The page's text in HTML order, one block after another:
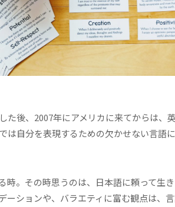
後、2007年にアメリカに来てからは、
は自分を表現するための欠かせない言語
時。その時思うのは、日本語に頼って生
ーションや、バラエティに富む観点は、